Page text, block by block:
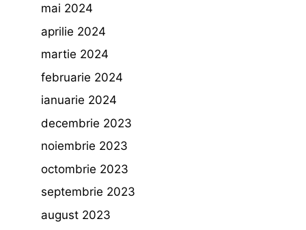
mai 2024
aprilie 2024
martie 2024
februarie 2024
ianuarie 2024
decembrie 2023
noiembrie 2023
octombrie 2023
septembrie 2023
august 2023